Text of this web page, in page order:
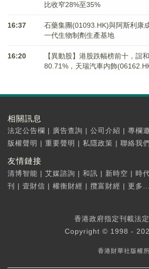
比收窄28%至35%
16:37
石藥集團(01093.HK)與阿斯利康
一代生物制劑生產基地
16:20
【異動股】港股跌幅榜前十，誼
80.71%，天瑞汽車内飾
相關訊息
法定公告欄 | 廣告查詢 | 公司介紹 | 專欄
版權聲明 | 重要聲明 | 私隱政策 | 聯絡我們
友情鏈接
清博智能 | 艾媒諮詢 | 和訊 | 新時空 | 時
刊
| 壹財信 | 權衡財經 | 攬富財經 | 更多...
香港政府指定刊載法
Copyright © 1998 -
香港財華社版權